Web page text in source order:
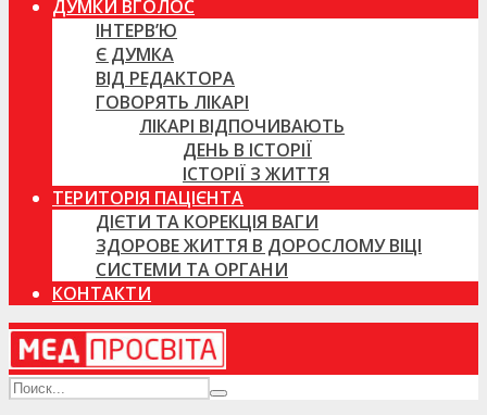
ДУМКИ ВГОЛОС
ІНТЕРВ’Ю
Є ДУМКА
ВІД РЕДАКТОРА
ГОВОРЯТЬ ЛІКАРІ
ЛІКАРІ ВІДПОЧИВАЮТЬ
ДЕНЬ В ІСТОРІЇ
ІСТОРІЇ З ЖИТТЯ
ТЕРИТОРІЯ ПАЦІЄНТА
ДІЄТИ ТА КОРЕКЦІЯ ВАГИ
ЗДОРОВЕ ЖИТТЯ В ДОРОСЛОМУ ВІЦІ
СИСТЕМИ ТА ОРГАНИ
КОНТАКТИ